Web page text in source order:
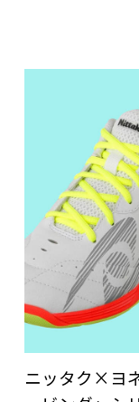
ニッタク×ヨ